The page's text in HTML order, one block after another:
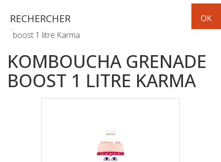
Boissons
Komboucha grenade
boost 1 litre Karma
KOMBOUCHA GRENADE
BOOST 1 LITRE KARMA